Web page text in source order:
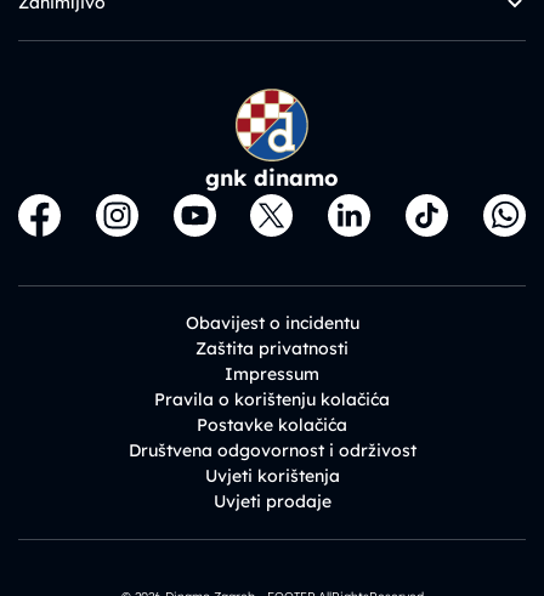
gnk dinamo
Obavijest o incidentu
Zaštita privatnosti
Impressum
Pravila o korištenju kolačića
Postavke kolačića
Društvena odgovornost i održivost
Uvjeti korištenja
Uvjeti prodaje